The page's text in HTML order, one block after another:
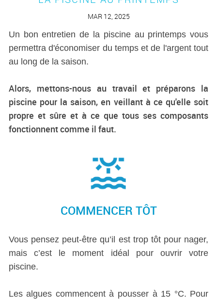
MAR 12, 2025
Un bon entretien de la piscine au printemps vous
permettra d'économiser du temps et de l'argent tout
au long de la saison.
Alors, mettons-nous au travail et préparons la
piscine pour la saison, en veillant à ce qu'elle soit
propre et sûre et à ce que tous ses composants
fonctionnent comme il faut.
COMMENCER TÔT
Vous pensez peut-être qu’il est trop tôt pour nager,
mais c’est le moment idéal pour ouvrir votre
piscine.
Les algues commencent à pousser à 15 °C. Pour